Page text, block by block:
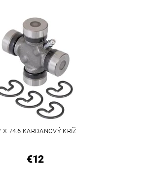
X 74.6 KARDANOVÝ KRÍŽ
€12